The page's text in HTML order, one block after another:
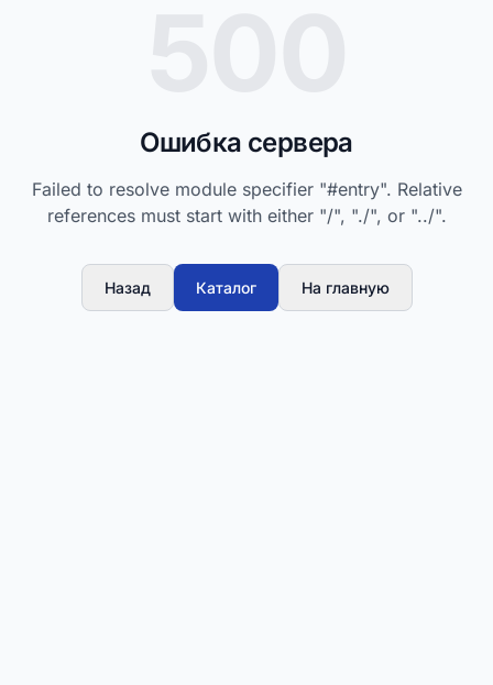
Ошибка сервера
Failed to resolve module specifier "#entry". Relative
references must start with either "/", "./", or "../".
Назад Каталог На главную